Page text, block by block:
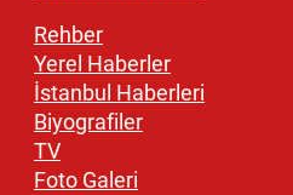
Rehber
Yerel Haberler
İstanbul Haberleri
Biyografiler
TV
Foto Galeri